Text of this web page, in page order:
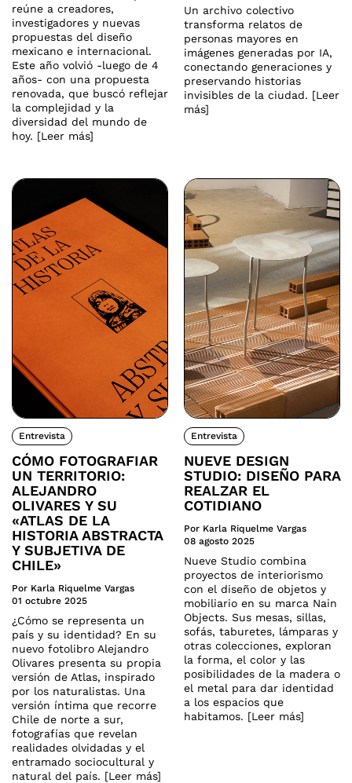
reúne a creadores,
investigadores y nuevas
propuestas del diseño
mexicano e internacional.
Este año volvió -luego de 4
años- con una propuesta
renovada, que buscó reflejar
la complejidad y la
diversidad del mundo de
hoy. [Leer más]
Un archivo colectivo
transforma relatos de
personas mayores en
imágenes generadas por IA,
conectando generaciones y
preservando historias
invisibles de la ciudad. [Leer
más]
Entrevista
CÓMO FOTOGRAFIAR
UN TERRITORIO:
ALEJANDRO
OLIVARES Y SU
«ATLAS DE LA
HISTORIA ABSTRACTA
Y SUBJETIVA DE
CHILE»
Por Karla Riquelme Vargas
01 octubre 2025
¿Cómo se representa un
país y su identidad? En su
nuevo fotolibro Alejandro
Olivares presenta su propia
versión de Atlas, inspirado
por los naturalistas. Una
versión íntima que recorre
Chile de norte a sur,
fotografías que revelan
realidades olvidadas y el
entramado sociocultural y
natural del país. [Leer más]
Entrevista
NUEVE DESIGN
STUDIO: DISEÑO PARA
REALZAR EL
COTIDIANO
Por Karla Riquelme Vargas
08 agosto 2025
Nueve Studio combina
proyectos de interiorismo
con el diseño de objetos y
mobiliario en su marca Nain
Objects. Sus mesas, sillas,
sofás, taburetes, lámparas y
otras colecciones, exploran
la forma, el color y las
posibilidades de la madera o
el metal para dar identidad
a los espacios que
habitamos. [Leer más]